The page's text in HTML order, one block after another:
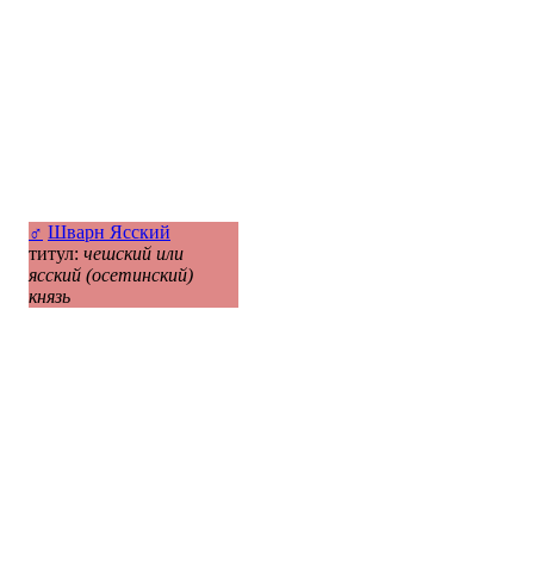
♂ Шварн Ясский
титул: чешский или
ясский (осетинский)
князь